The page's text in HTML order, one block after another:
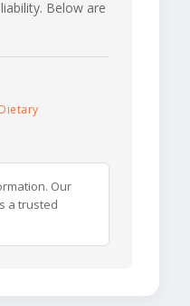
Below are
Our
a trusted